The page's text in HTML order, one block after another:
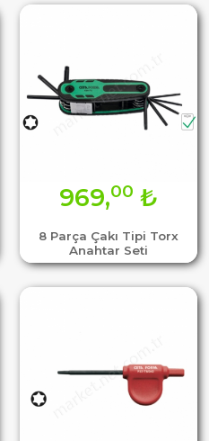
8 Parça Çakı Tipi Torx
Anahtar Seti
969,00 ₺